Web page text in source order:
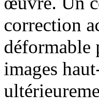
correction
déformable
images